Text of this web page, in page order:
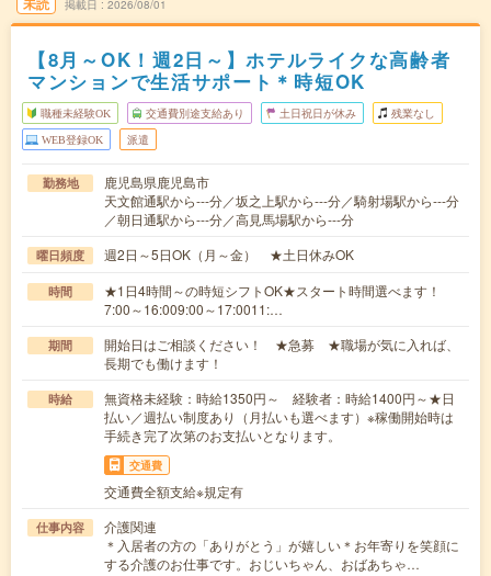
掲載日 2026/08/01
【8月～OK！週2日～】ホテルライクな高齢者
マンションで生活サポート＊時短OK
職種未経験OK 交通費別途支給あり 土日祝日が休み 残業なし
WEB登録OK 派遣
勤務地
鹿児島県鹿児島市
天文館通駅から---分／坂之上駅から---分／騎射場駅から---分
／朝日通駅から---分／高見馬場駅から---分
曜日頻度 週2日～5日OK（月～金） ★土日休みOK
時間
★1日4時間～の時短シフトOK★スタート時間選べます！
7:00～16:009:00～17:0011:…
期間
開始日はご相談ください！ ★急募 ★職場が気に入れば、
長期でも働けます！
時給
無資格未経験：時給1350円～ 経験者：時給1400円～★日
払い／週払い制度あり（月払いも選べます）※稼働開始時は
手続き完了次第のお支払いとなります。
交通費
交通費全額支給※規定有
仕事内容
介護関連
＊入居者の方の「ありがとう」が嬉しい＊お年寄りを笑顔に
する介護のお仕事です。おじいちゃん、おばあちゃ…